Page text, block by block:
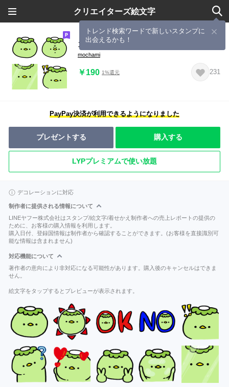
クリエイターズ絵文字
トレンド検索ワードで新しいスタンプに
出会えるかも！
カッパちゃん 絵文字
mochami
￥190 1%還元 231
PayPay決済が利用できるようになりました
プレゼントする 購入する
LYPプレミアムで使い放題
デコレーションに対応
制作者に提供される情報について
LINEヤフー株式会社はスタンプ/絵文字/着せかえ制作者への売上レポートの提供の
ために、お客様の購入情報を利用します。
購入日付、登録国情報は制作者から確認することができます。(お客様を直接識別可
能な情報は含まれません)
対応機能について
著作者の意向により非対応になる可能性があります。購入後のキャンセルはできま
せん。
絵文字をタップするとプレビューが表示されます。